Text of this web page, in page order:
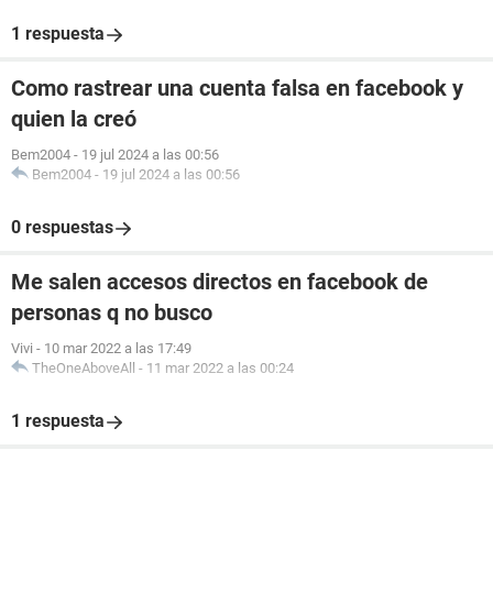
1 respuesta
Como rastrear una cuenta falsa en facebook y
quien la creó
Bem2004 - 19 jul 2024 a las 00:56
Bem2004 - 19 jul 2024 a las 00:56
0 respuestas
Me salen accesos directos en facebook de
personas q no busco
Vivi - 10 mar 2022 a las 17:49
TheOneAboveAll - 11 mar 2022 a las 00:24
1 respuesta